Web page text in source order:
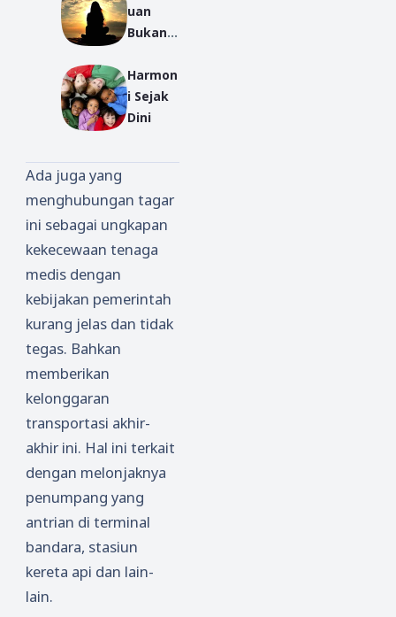
uan
Bukan
Nafsu
Harmon
i Sejak
Dini
Ada juga yang
menghubungan tagar
ini sebagai ungkapan
kekecewaan tenaga
medis dengan
kebijakan pemerintah
kurang jelas dan tidak
tegas. Bahkan
memberikan
kelonggaran
transportasi akhir-
akhir ini. Hal ini terkait
dengan melonjaknya
penumpang yang
antrian di terminal
bandara, stasiun
kereta api dan lain-
lain.